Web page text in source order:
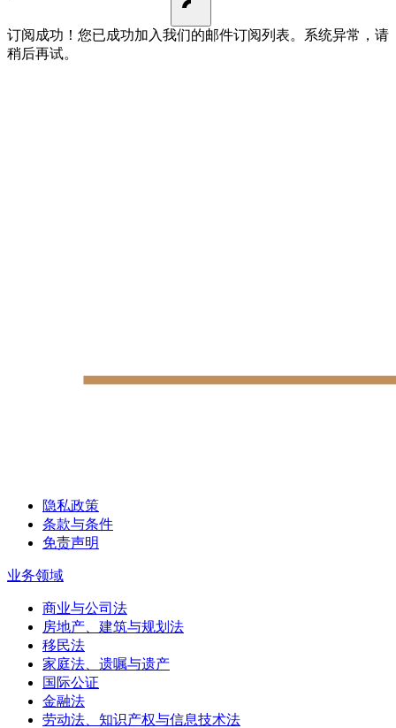
订阅成功！您已成功加入我们的邮件订阅列表。 系统异常，请
稍后再试。
隐私政策
条款与条件
免责声明
业务领域
商业与公司法
房地产、建筑与规划法
移民法
家庭法、遗嘱与遗产
国际公证
金融法
劳动法、知识产权与信息技术法